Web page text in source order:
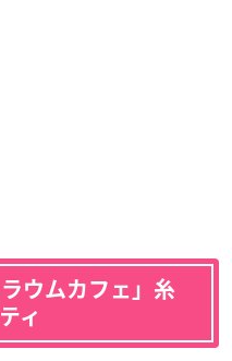
ウムカフェ」糸
ィ